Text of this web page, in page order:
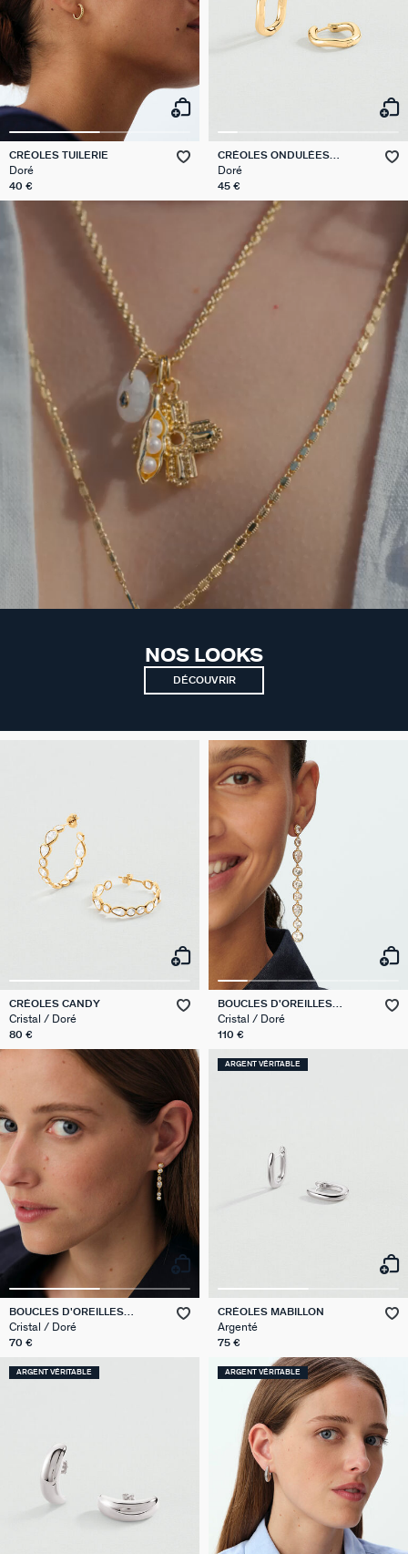
CRÉOLES TUILERIE
Doré
40 €
CRÉOLES ONDULÉES
TALISMANS
Doré
45 €
NOS LOOKS
DÉCOUVRIR
CRÉOLES CANDY
Cristal / Doré
80 €
BOUCLES D'OREILLES
PENDANTES CANDY
Cristal / Doré
110 €
BOUCLES D'OREILLES
PENDANTES CANDY
Cristal / Doré
70 €
ARGENT VÉRITABLE
CRÉOLES MABILLON
Argenté
75 €
ARGENT VÉRITABLE ARGENT VÉRITABLE